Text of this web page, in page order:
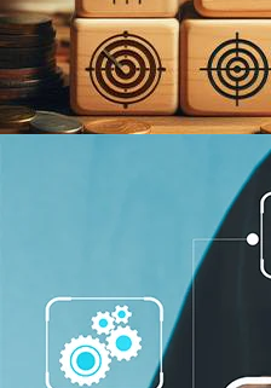
Quelles sont les
Le 10 octobre dernier, le
Lire cette actualité